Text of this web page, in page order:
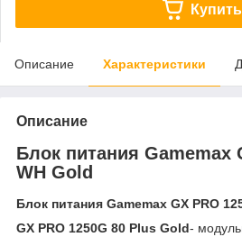
Купить
Описание Характеристики
Описание
Блок питания Gamemax
WH Gold
Блок питания Gamemax GX PRO
GX PRO 1250G 80 Plus Gold-